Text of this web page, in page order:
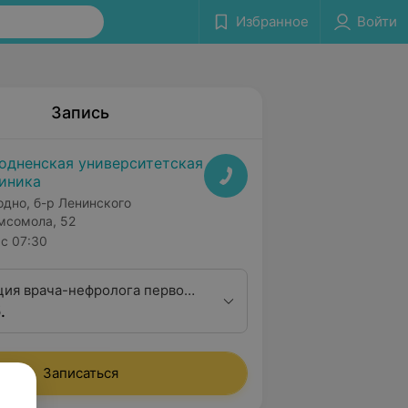
Избранное Войти
Запись
университетская
б-р Ленинского
52
с 07:30
врача-нефролога первой
категории
Записаться